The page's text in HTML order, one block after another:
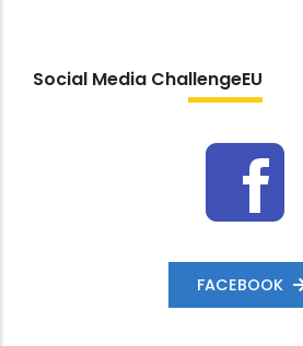
Social Media ChallengeEU
FACEBOOK